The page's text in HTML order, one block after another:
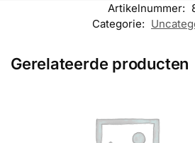
Artikelnummer:
Categorie:
Gerelateerde producten